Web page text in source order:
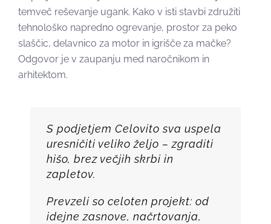
temveč reševanje ugank. Kako v isti stavbi združiti
tehnološko napredno ogrevanje, prostor za peko
slaščic, delavnico za motor in igrišče za mačke?
Odgovor je v zaupanju med naročnikom in
arhitektom.
S podjetjem Celovito sva uspela
uresničiti veliko željo – zgraditi
hišo, brez večjih skrbi in
zapletov.
Prevzeli so celoten projekt: od
idejne zasnove, načrtovanja,